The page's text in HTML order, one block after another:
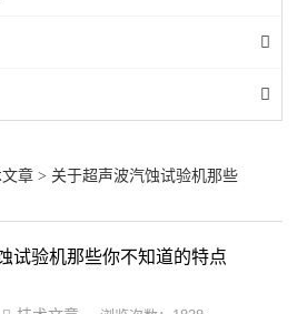
章 > 关于超声波汽蚀试验机那些
试验机那些你不知道的特点